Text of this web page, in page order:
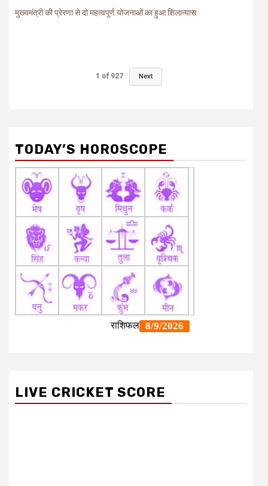
मुख्यमंत्री की प्रेरणा से दो महत्वपूर्ण योजनाओं का हुआ शिलान्यास
1 of 927 Next
TODAY’S HOROSCOPE
LIVE CRICKET SCORE